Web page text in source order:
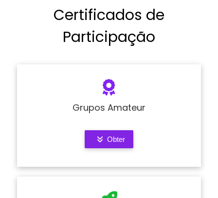
Certificados de
Participação
Grupos Amateur
Obter